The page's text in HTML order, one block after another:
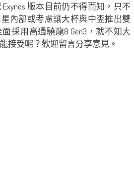
版本目前仍不得而知，只不
內部或考慮讓大杯與中盃推出雙
採用高通驍龍8 Gen3，就不知大
接受呢？歡迎留言分享意見。